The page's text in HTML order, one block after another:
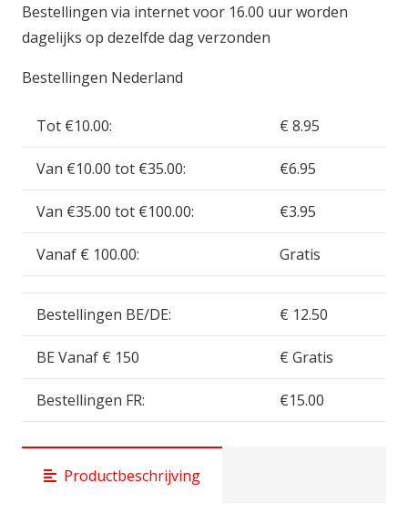
Flock
9-
12mm
DARK
MARSH
200
ml
Bestellingen via internet voor 16.00 uur worden
dagelijks op dezelfde dag verzonden
Bestellingen Nederland
Tot €10.00: € 8.95
Van €10.00 tot €35.00: €6.95
Van €35.00 tot €100.00: €3.95
Vanaf € 100.00: Gratis
Bestellingen BE/DE: € 12.50
BE Vanaf € 150 € Gratis
Bestellingen FR: €15.00
Productbeschrijving